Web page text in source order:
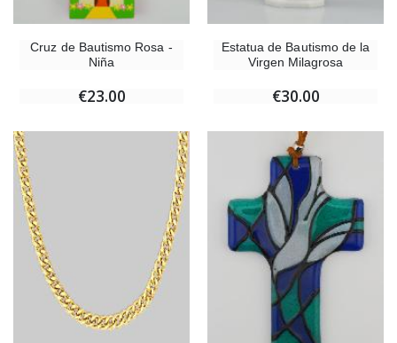
Cruz de Bautismo Rosa -
Niña
€23.00
Estatua de Bautismo de la
Virgen Milagrosa
€30.00